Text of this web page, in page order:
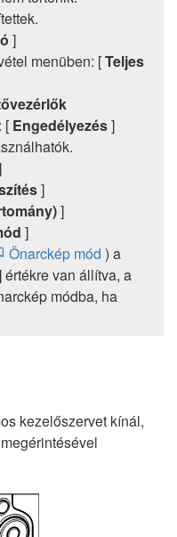
]
menüben: [Teljes
[ Engedélyezés]
]
]
]
Önarckép mód ) a
értékre van állítva, a
módba, ha
kezelőszervet kínál,